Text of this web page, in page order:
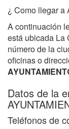
¿ Como llegar a
A continuación
está ubicada La
número de la
oficinas o
Datos de la
Teléfonos de